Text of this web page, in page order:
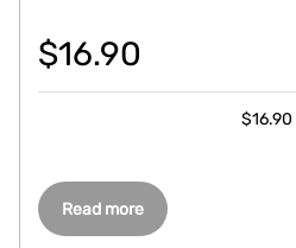
Read more
$16.90
$16.90